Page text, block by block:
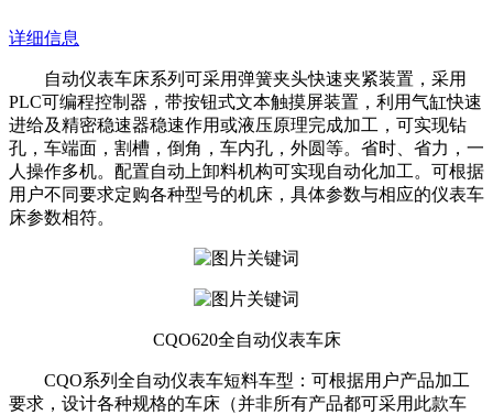
详细信息
自动仪表车床系列可采用弹簧夹头快速夹紧装置，采用
PLC可编程控制器，带按钮式文本触摸屏装置，利用气缸快速
进给及精密稳速器稳速作用或液压原理完成加工，可实现钻
孔，车端面，割槽，倒角，车内孔，外圆等。省时、省力，一
人操作多机。配置自动上卸料机构可实现自动化加工。可根据
用户不同要求定购各种型号的机床，具体参数与相应的仪表车
床参数相符。
CQO620全自动仪表车床
CQO系列全自动仪表车短料车型：可根据用户产品加工
要求，设计各种规格的车床（并非所有产品都可采用此款车